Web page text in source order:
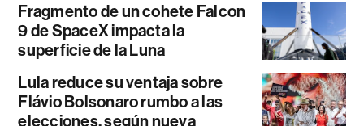
Fragmento de un cohete Falcon
9 de SpaceX impacta la
superficie de la Luna
Lula reduce su ventaja sobre
Flávio Bolsonaro rumbo a las
elecciones, según nueva